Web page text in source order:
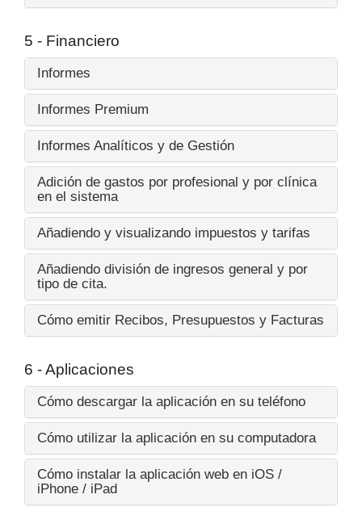
5 - Financiero
Informes
Informes Premium
Informes Analíticos y de Gestión
Adición de gastos por profesional y por clínica
en el sistema
Añadiendo y visualizando impuestos y tarifas
Añadiendo división de ingresos general y por
tipo de cita.
Cómo emitir Recibos, Presupuestos y Facturas
6 - Aplicaciones
Cómo descargar la aplicación en su teléfono
Cómo utilizar la aplicación en su computadora
Cómo instalar la aplicación web en iOS /
iPhone / iPad